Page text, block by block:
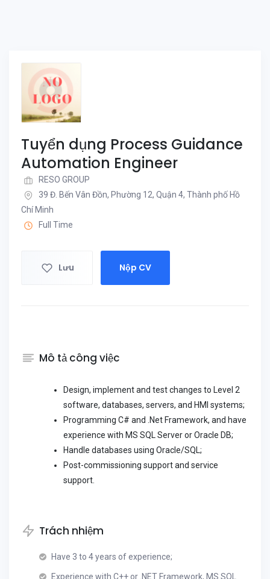
Tuyển dụng Process Guidance
Automation Engineer
RESO GROUP
39 Đ. Bến Vân Đồn, Phường 12, Quận 4, Thành phố Hồ
Chí Minh
Full Time
Lưu Nộp CV
Mô tả công việc
Design, implement and test changes to Level 2
software, databases, servers, and HMI systems;
Programming C# and .Net Framework, and have
experience with MS SQL Server or Oracle DB;
Handle databases using Oracle/SQL;
Post-commissioning support and service
support.
Trách nhiệm
Have 3 to 4 years of experience;
Experience with C++ or .NET Framework, MS SQL